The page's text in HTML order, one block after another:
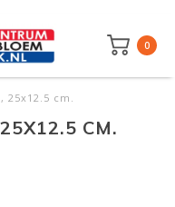
0
25x12.5 cm.
CM.